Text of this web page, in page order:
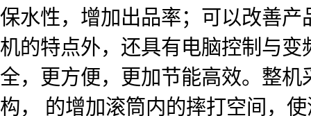
保水性，增加出品率；可以改善
机的特点外，还具有电脑控制与
全，更方便，更加节能高效。整
构， 的增加滚筒内的摔打空间，